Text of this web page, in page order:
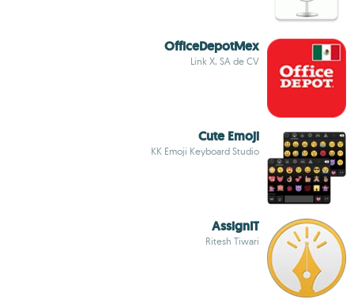
OfficeDepotMex
Link X, SA de CV
Cute Emoji
KK Emoji Keyboard Studio
AssignIT
Ritesh Tiwari